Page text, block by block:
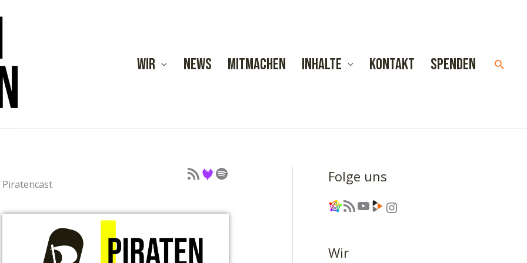
Wir News Mitmachen Inhalte Kontakt Spenden
Piratencast
Podcast als Feed Podcast auf Deezer Podcast auf Spotify Folge uns
Link RSS-Feed YouTube Link Instagram
Wir